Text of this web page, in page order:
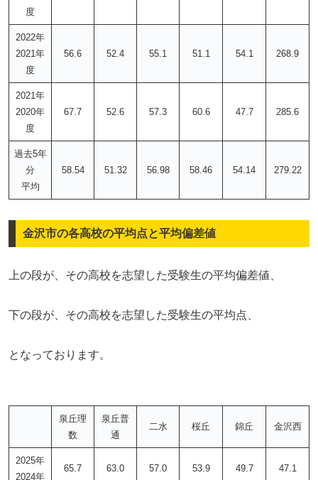
度
2022年
2021年
度
56.6 52.4 55.1 51.1 54.1 268.9
2021年
2020年
度
67.7 52.6 57.3 60.6 47.7 285.6
過去5年
分
平均
58.54 51.32 56.98 58.46 54.14 279.22
金沢市の各高校の平均点と平均偏差値
上の段が、その高校を志望した受験生の平均偏差値、
下の段が、その高校を志望した受験生の平均点、
となっております。
泉丘理
数
泉丘普
通
二水 桜丘 錦丘 金沢西
2025年
2024年
65.7
63.0
57.0
53.9
49.7
47.1